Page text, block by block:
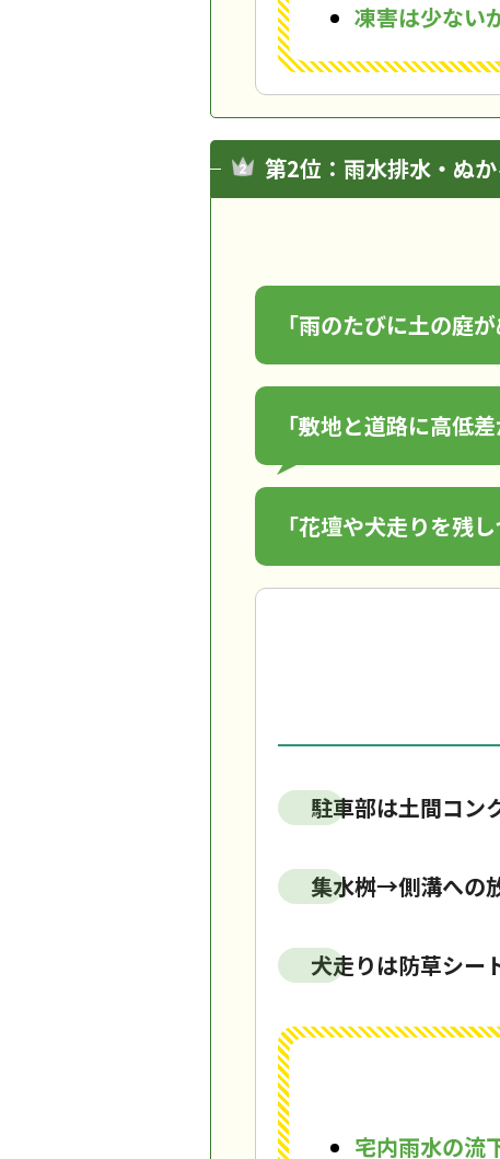
凍害は少ない
第2位：雨水排水・ぬ
「雨のたびに土の庭
「敷地と道路に高低
「花壇や犬走りを残
駐車部は土間コン
集水桝→側溝への
犬走りは防草シー
宅内雨水の流